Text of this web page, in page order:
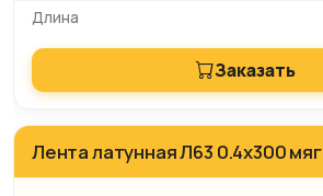
Заказать
Лента латунная Л63 0.4х300 мяг